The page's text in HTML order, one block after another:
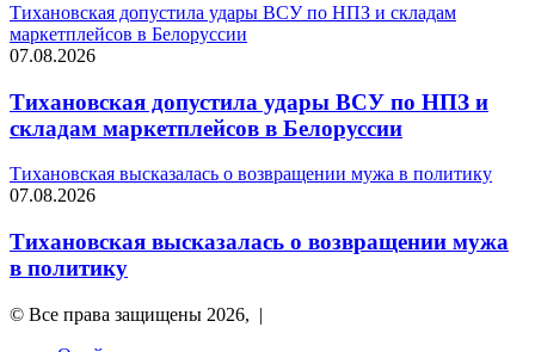
Тихановская допустила удары ВСУ по НПЗ и складам
маркетплейсов в Белоруссии
07.08.2026
Тихановская допустила удары ВСУ по НПЗ и
складам маркетплейсов в Белоруссии
Тихановская высказалась о возвращении мужа в политику
07.08.2026
Тихановская высказалась о возвращении мужа
в политику
© Все права защищены 2026, |